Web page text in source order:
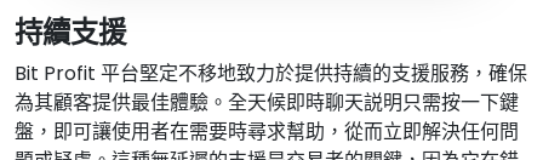
持續支援
Bit Profit 平台堅定不移地致力於提供持續的支援服務，確保
為其顧客提供最佳體驗。全天候即時聊天説明只需按一下鍵
盤，即可讓使用者在需要時尋求幫助，從而立即解決任何問